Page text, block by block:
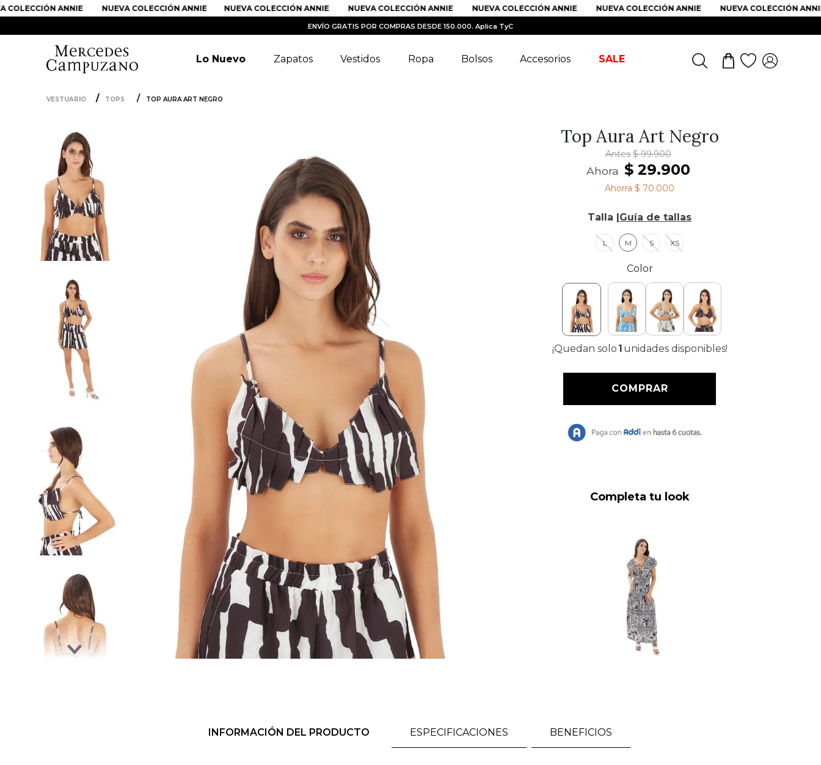
ANNIE NUEVA COLECCIÓN ANNIE NUEVA COLECCIÓN ANNIE NUEVA COLECCIÓN ANNIE NUEVA COLECCIÓN ANNIE NUEVA COLECCIÓN ANNIE NUEVA COLECCIÓN ANNIE
ENVÍO GRATIS POR COMPRAS DESDE 150.000. Aplica TyC
Lo Nuevo Zapatos Vestidos Ropa Bolsos Accesorios SALE
VESTUARIO TOPS TOP AURA ART NEGRO
Top Aura Art Negro
Antes $ 99.900
Ahora $ 29.900
Ahorra $ 70.000
Talla |Guía de tallas
L M S XS
Color
¡Quedan solo 1 unidades disponibles!
Completa tu look
INFORMACIÓN DEL PRODUCTO ESPECIFICACIONES BENEFICIOS